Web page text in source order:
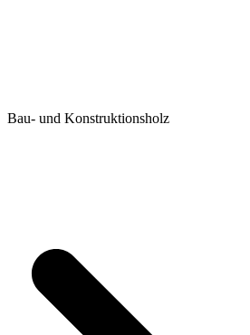
Bau- und Konstruktionsholz